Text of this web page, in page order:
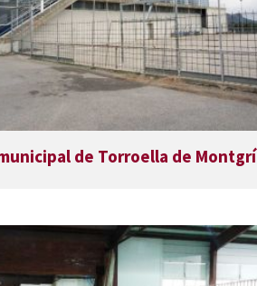
de Torroella de Montgrí